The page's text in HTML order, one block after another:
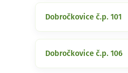
Dobročkovice č.p. 101
Dobročkovice č.p. 106